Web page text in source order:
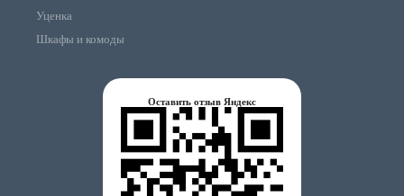
Уценка
Шкафы и комоды
Оставить отзыв Яндекс